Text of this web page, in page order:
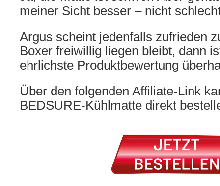
meiner Sicht besser – nicht
Argus scheint jedenfalls zufrieden
Boxer freiwillig liegen bleibt, dann
ehrlichste Produktbewertung
Über den folgenden Affiliate-Link
BEDSURE-Kühlmatte direkt